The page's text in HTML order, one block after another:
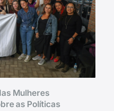
Mulheres
as Políticas